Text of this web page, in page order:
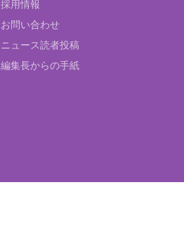
採用情報
お問い合わせ
ニュース読者投稿
編集長からの手紙